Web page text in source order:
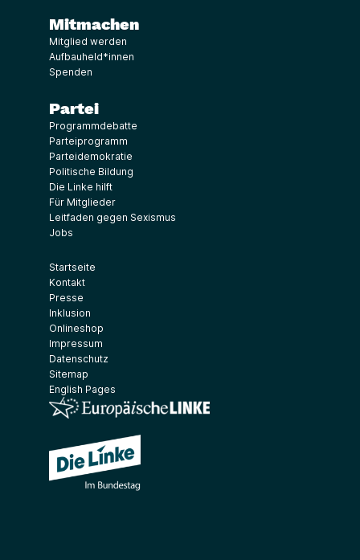
Mitmachen
Mitglied werden
Aufbauheld*innen
Spenden
Partei
Programmdebatte
Parteiprogramm
Parteidemokratie
Politische Bildung
Die Linke hilft
Für Mitglieder
Leitfaden gegen Sexismus
Jobs
Startseite
Kontakt
Presse
Inklusion
Onlineshop
Impressum
Datenschutz
Sitemap
English Pages
(Link öffnet ein neues Fenster)